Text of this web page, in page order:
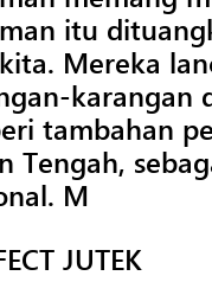
itu
Mereka
karangan
tambahan
Tengah,
M
JUTEK